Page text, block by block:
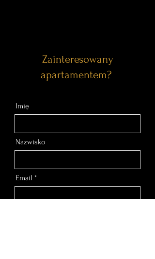
Zainteresowany
apartamentem?
Imię
Nazwisko
Email